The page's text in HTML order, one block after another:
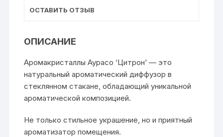
ОСТАВИТЬ ОТЗЫВ
ОПИСАНИЕ
Аромакристаллы Аурасо ‘Цитрон’ — это
натуральный ароматический диффузор в
стеклянном стакане, обладающий уникальной
ароматической композицией.
Не только стильное украшение, но и приятный
ароматизатор помещения.